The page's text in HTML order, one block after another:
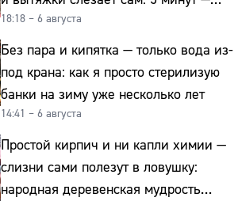
и сверкает как новая
18:18 – 6 августа
Без пара и кипятка — только вода из-
под крана: как я просто стерилизую
банки на зиму уже несколько лет
14:41 – 6 августа
Простой кирпич и ни капли химии —
слизни сами полезут в ловушку:
народная деревенская мудрость